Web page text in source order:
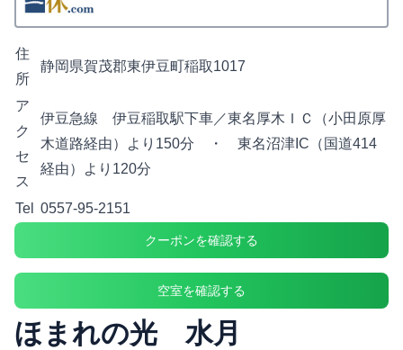
住
所
静岡県賀茂郡東伊豆町稲取1017
ア
ク
セ
ス
伊豆急線 伊豆稲取駅下車／東名厚木ＩＣ（小田原厚
木道路経由）より150分 ・ 東名沼津IC（国道414
経由）より120分
Tel 0557-95-2151
クーポンを確認する
空室を確認する
ほまれの光 水月